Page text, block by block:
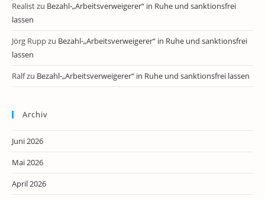
Realistzu Bezahl-„Arbeitsverweigerer“ in Ruhe und sanktionsfrei
lassen
Jörg Ruppzu Bezahl-„Arbeitsverweigerer“ in Ruhe und sanktionsfrei
lassen
Ralfzu Bezahl-„Arbeitsverweigerer“ in Ruhe und sanktionsfrei lassen
Archiv
Juni 2026
Mai 2026
April 2026